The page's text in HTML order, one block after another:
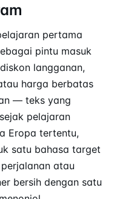
pertama
pintu masuk
langganan,
harga berbatas
— teks yang
pelajaran
Eropa tertentu,
satu bahasa target
atau
bersih dengan satu